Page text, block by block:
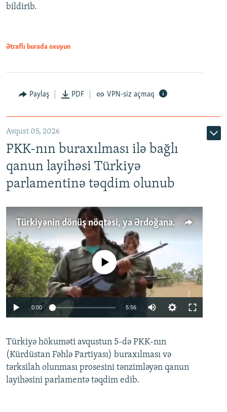
bildirib.
Ətraflı burada oxuyun
Paylaş PDF VPN-siz açmaq
Avqust 05, 2026
PKK-nın buraxılması ilə bağlı
qanun layihəsi Türkiyə
parlamentinə təqdim olunub
Türkiyənin dönüş nöqtəsi, ya Ərdoğana üçüncü şans: PKK ilə qəfil barışıq nə deməkdir?
Auto 240p 360p 480p
720p 1080p
No media source currently available
0:00 5:56
360p
480p
Türkiyə hökuməti avqustun 5-də PKK-nın
(Kürdüstan Fəhlə Partiyası) buraxılması və
tərksilah olunması prosesini tənzimləyən qanun
layihəsini parlamentə təqdim edib.